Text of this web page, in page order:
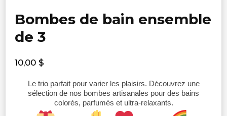
Bombes de bain ensemble
de 3
10,00 $
Le trio parfait pour varier les plaisirs. Découvrez une
sélection de nos bombes artisanales pour des bains
colorés, parfumés et ultra-relaxants.